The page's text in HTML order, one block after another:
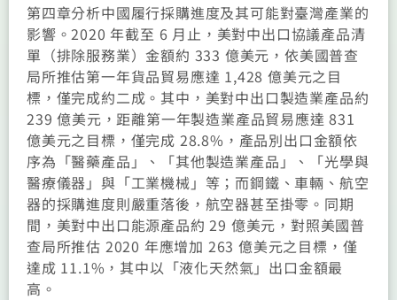
第四章分析中國履行採購進度及其可能對臺灣產業的
影響。2020 年截至 6 月止，美對中出口協議產品清
單（排除服務業）金額約 333 億美元，依美國普查
局所推估第一年貨品貿易應達 1,428 億美元之目
標，僅完成約二成。其中，美對中出口製造業產品約
239 億美元，距離第一年製造業產品貿易應達 831
億美元之目標，僅完成 28.8%，產品別出口金額依
序為「醫藥產品」、「其他製造業產品」、「光學與
醫療儀器」與「工業機械」等；而鋼鐵、車輛、航空
器的採購進度則嚴重落後，航空器甚至掛零。同期
間，美對中出口能源產品約 29 億美元，對照美國普
查局所推估 2020 年應增加 263 億美元之目標，僅
達成 11.1%，其中以「液化天然氣」出口金額最
高。